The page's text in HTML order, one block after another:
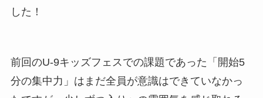
した！
前回のU-9キッズフェスでの課題であった「開始5
分の集中力」はまだ全員が意識はできていなかっ